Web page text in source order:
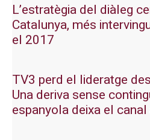
L’estratègia del diàleg
Catalunya, més
el 2017
TV3 perd el lideratge
Una deriva sense
espanyola deixa el